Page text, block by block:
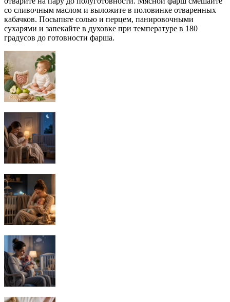
со сливочным маслом и выложите в половинке отваренных
кабачков. Посыпьте солью и перцем, панировочными
сухарями и запекайте в духовке при температуре в 180
градусов до готовности фарша.